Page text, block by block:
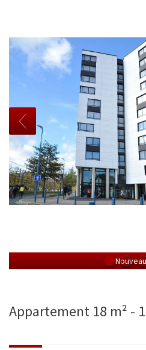
appartement 18 m² -